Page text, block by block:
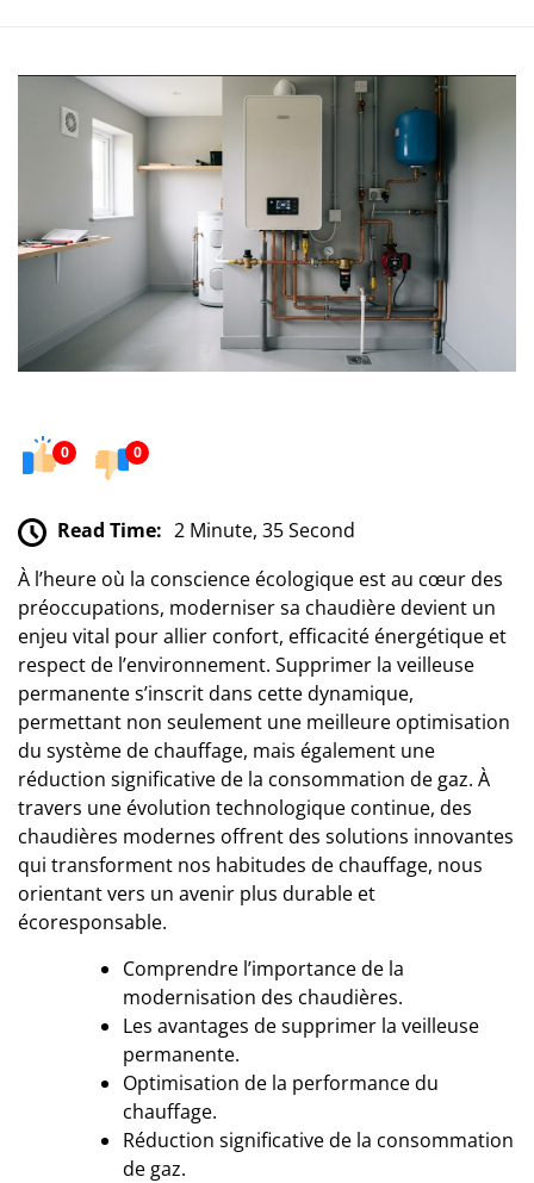
0 0
Read Time: 2 Minute, 35 Second
À l’heure où la conscience écologique est au cœur des
préoccupations, moderniser sa chaudière devient un
enjeu vital pour allier confort, efficacité énergétique et
respect de l’environnement. Supprimer la veilleuse
permanente s’inscrit dans cette dynamique,
permettant non seulement une meilleure optimisation
du système de chauffage, mais également une
réduction significative de la consommation de gaz. À
travers une évolution technologique continue, des
chaudières modernes offrent des solutions innovantes
qui transforment nos habitudes de chauffage, nous
orientant vers un avenir plus durable et
écoresponsable.
Comprendre l’importance de la
modernisation des chaudières.
Les avantages de supprimer la veilleuse
permanente.
Optimisation de la performance du
chauffage.
Réduction significative de la consommation
de gaz.